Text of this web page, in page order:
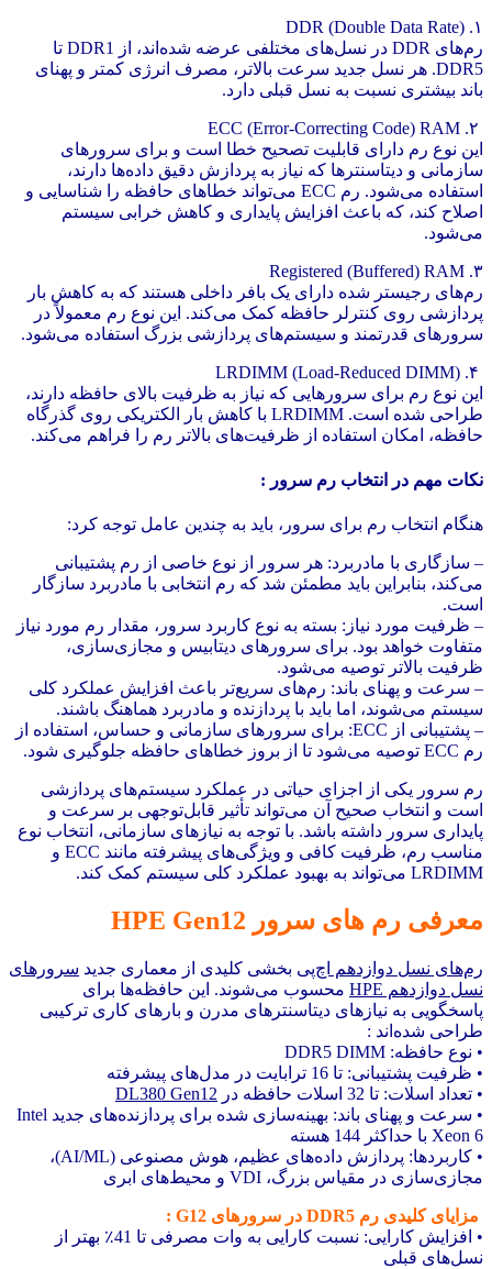
۱. DDR (Double Data Rate)
رم‌های DDR در نسل‌های مختلفی عرضه شده‌اند، از DDR1 تا
DDR5. هر نسل جدید سرعت بالاتر، مصرف انرژی کمتر و پهنای
باند بیشتری نسبت به نسل قبلی دارد.
این نوع رم دارای قابلیت تصحیح خطا است و برای سرورهای
سازمانی و دیتاسنترها که نیاز به پردازش دقیق داده‌ها دارند،
استفاده می‌شود. رم ECC می‌تواند خطاهای حافظه را شناسایی و
اصلاح کند، که باعث افزایش پایداری و کاهش خرابی سیستم
می‌شود.
۳. Registered (Buffered) RAM
رم‌های رجیستر شده دارای یک بافر داخلی هستند که به کاهش بار
پردازشی روی کنترلر حافظه کمک می‌کند. این نوع رم معمولاً در
سرورهای قدرتمند و سیستم‌های پردازشی بزرگ استفاده می‌شود.
این نوع رم برای سرورهایی که نیاز به ظرفیت بالای حافظه دارند،
طراحی شده است. LRDIMM با کاهش بار الکتریکی روی گذرگاه
حافظه، امکان استفاده از ظرفیت‌های بالاتر رم را فراهم می‌کند.
نکات مهم در انتخاب رم سرور :
هنگام انتخاب رم برای سرور، باید به چندین عامل توجه کرد:
– سازگاری با مادربرد: هر سرور از نوع خاصی از رم پشتیبانی
می‌کند، بنابراین باید مطمئن شد که رم انتخابی با مادربرد سازگار
است.
– ظرفیت مورد نیاز: بسته به نوع کاربرد سرور، مقدار رم مورد نیاز
متفاوت خواهد بود. برای سرورهای دیتابیس و مجازی‌سازی،
ظرفیت بالاتر توصیه می‌شود.
– سرعت و پهنای باند: رم‌های سریع‌تر باعث افزایش عملکرد کلی
سیستم می‌شوند، اما باید با پردازنده و مادربرد هماهنگ باشند.
– پشتیبانی از ECC: برای سرورهای سازمانی و حساس، استفاده از
رم ECC توصیه می‌شود تا از بروز خطاهای حافظه جلوگیری شود.
رم سرور یکی از اجزای حیاتی در عملکرد سیستم‌های پردازشی
است و انتخاب صحیح آن می‌تواند تأثیر قابل‌توجهی بر سرعت و
پایداری سرور داشته باشد. با توجه به نیازهای سازمانی، انتخاب نوع
مناسب رم، ظرفیت کافی و ویژگی‌های پیشرفته مانند ECC و
LRDIMM می‌تواند به بهبود عملکرد کلی سیستم کمک کند.
معرفی رم های سرور HPE Gen12
رم‌های نسل دوازدهم اچ‌پی بخشی کلیدی از معماری جدید سرورهای
نسل دوازدهم HPE
محسوب می‌شوند. این حافظه‌ها برای
پاسخگویی به نیازهای دیتاسنترهای مدرن و بارهای کاری ترکیبی
طراحی شده‌اند :
• نوع حافظه: DDR5 DIMM
• ظرفیت پشتیبانی: تا 16 ترابایت در مدل‌های پیشرفته
• تعداد اسلات: تا 32 اسلات حافظه در
DL380 Gen12
• سرعت و پهنای باند: بهینه‌سازی شده برای پردازنده‌های جدید Intel
Xeon 6 با حداکثر 144 هسته
• کاربردها: پردازش داده‌های عظیم، هوش مصنوعی (AI/ML)،
مجازی‌سازی در مقیاس بزرگ، VDI و محیط‌های ابری
مزایای کلیدی رم DDR5 در سرورهای G12 :
• افزایش کارایی: نسبت کارایی به وات مصرفی تا 41٪ بهتر از
نسل‌های قبلی